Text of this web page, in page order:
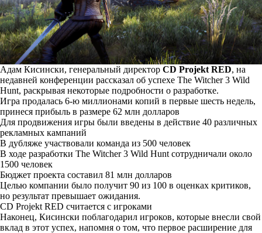
Адам Кисински, генеральный директор CD Projekt RED, на
недавней конференции рассказал об успехе The Witcher 3 Wild
Hunt, раскрывая некоторые подробности о разработке.
Игра продалась 6-ю миллионами копий в первые шесть недель,
принеся прибыль в размере 62 млн долларов
Для продвижения игры были введены в действие 40 различных
рекламных кампаний
В дубляже участвовали команда из 500 человек
В ходе разработки The Witcher 3 Wild Hunt сотрудничали около
1500 человек
Бюджет проекта составил 81 млн долларов
Целью компании было получит 90 из 100 в оценках критиков,
но результат превышает ожидания.
CD Projekt RED считается с игроками
Наконец, Кисински поблагодарил игроков, которые внесли свой
вклад в этот успех, напомня о том, что первое расширение для